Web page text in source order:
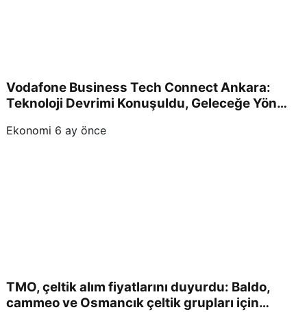
Vodafone Business Tech Connect Ankara:
Teknoloji Devrimi Konuşuldu, Geleceğe Yön
Ekonomi 6 ay önce
TMO, çeltik alım fiyatlarını duyurdu: Baldo,
cammeo ve Osmancık çeltik grupları için